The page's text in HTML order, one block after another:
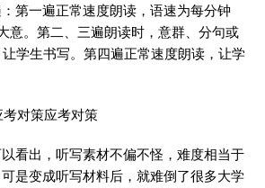
一遍正常速度朗读，语速为每分钟
意。第二、三遍朗读时，意群、分句或
学生书写。第四遍正常速度朗读，让学
对策应考对策
出，听写素材不偏不怪，难度相当于
是变成听写材料后，就难倒了很多大学